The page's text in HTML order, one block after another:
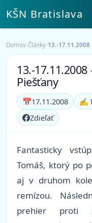
KŠN Bratislava
Domov›Články›13.-
13.-
Piešťany
📅17.11.2008 ✍️
Zdieľať
Fantasticky
Tomáš, ktorý po
aj v druhom
remízou.
prehier proti